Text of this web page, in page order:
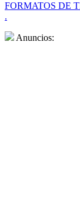
FORMATOS DE
.
Anuncios: